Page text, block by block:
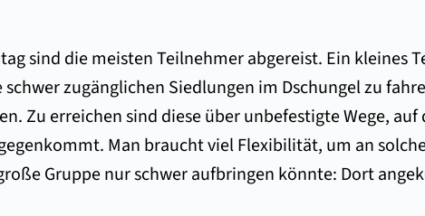
sind die meisten Teilnehmer abgereist. Ein kleines
schwer zugänglichen Siedlungen im Dschungel zu
Zu erreichen sind diese über unbefestigte Wege,
Man braucht viel Flexibilität, um an
Gruppe nur schwer aufbringen könnte: Dort